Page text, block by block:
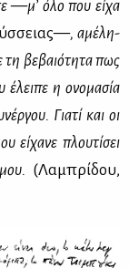
—μ’ όλο που εί­χα
—, αμέ­λη­
τη βε­βαιό­τη­τα πως
η ονο­μα­σία
Για­τί και οι
εί­χα­νε πλου­τί­σει
(Λα­μπρί­δου,